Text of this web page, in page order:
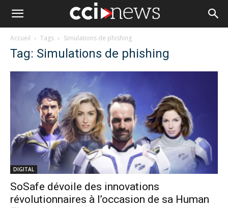
Accueil Tags Simulations de phishing
Tag: Simulations de phishing
DIGITAL
SoSafe dévoile des innovations
révolutionnaires à l’occasion de sa Human